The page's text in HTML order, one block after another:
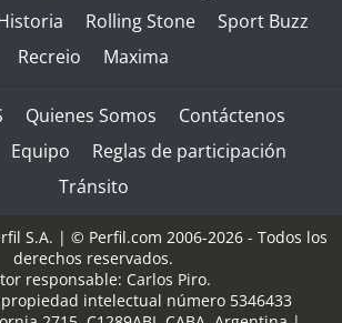
Rolling Stone
Sport Buzz
Recreio
Maxima
Quienes Somos
Contáctenos
Equipo
Reglas de participación
Tránsito
S.A. | © Perfil.com 2006-2026 - Todos los
derechos reservados.
responsable: Carlos Piro.
intelectual número 5346433